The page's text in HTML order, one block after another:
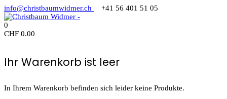
info@christbaumwidmer.ch +41 56 401 51 05
0
CHF 0.00
Ihr Warenkorb ist leer
In Ihrem Warenkorb befinden sich leider keine Produkte.